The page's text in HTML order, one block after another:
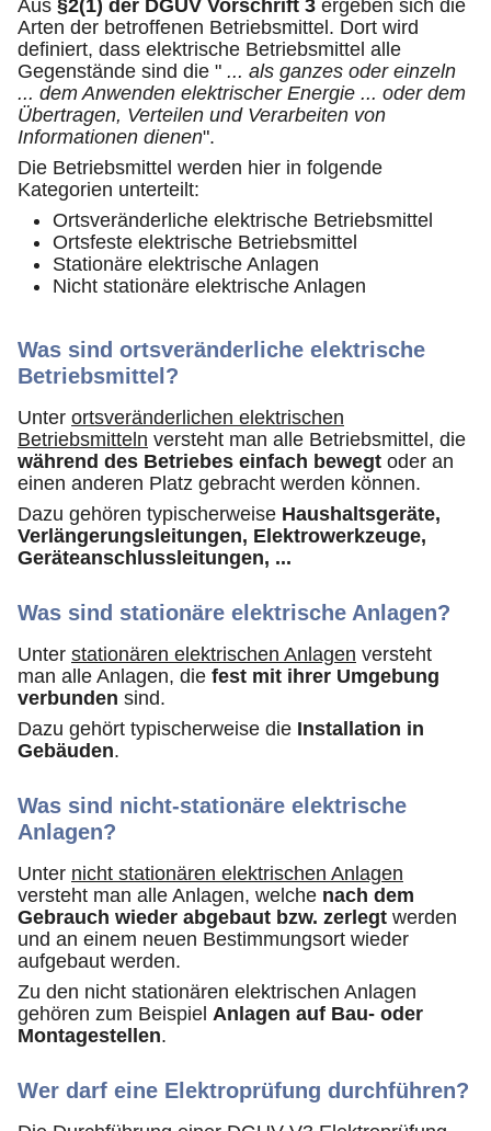
Aus §2(1) der DGUV Vorschrift 3 ergeben sich die
Arten der betroffenen Betriebsmittel. Dort wird
definiert, dass elektrische Betriebsmittel alle
Gegenstände sind die " ... als ganzes oder einzeln
... dem Anwenden elektrischer Energie ... oder dem
Übertragen, Verteilen und Verarbeiten von
Informationen dienen".
Die Betriebsmittel werden hier in folgende
Kategorien unterteilt:
Ortsveränderliche elektrische Betriebsmittel
Ortsfeste elektrische Betriebsmittel
Stationäre elektrische Anlagen
Nicht stationäre elektrische Anlagen
Was sind ortsveränderliche elektrische
Betriebsmittel?
Unter ortsveränderlichen elektrischen
Betriebsmitteln versteht man alle Betriebsmittel, die
während des Betriebes einfach bewegt oder an
einen anderen Platz gebracht werden können.
Dazu gehören typischerweise Haushaltsgeräte,
Verlängerungsleitungen, Elektrowerkzeuge,
Geräteanschlussleitungen, ...
Was sind stationäre elektrische Anlagen?
Unter stationären elektrischen Anlagen versteht
man alle Anlagen, die fest mit ihrer Umgebung
verbunden sind.
Dazu gehört typischerweise die Installation in
Gebäuden.
Was sind nicht-stationäre elektrische
Anlagen?
Unter nicht stationären elektrischen Anlagen
versteht man alle Anlagen, welche nach dem
Gebrauch wieder abgebaut bzw. zerlegt werden
und an einem neuen Bestimmungsort wieder
aufgebaut werden.
Zu den nicht stationären elektrischen Anlagen
gehören zum Beispiel Anlagen auf Bau- oder
Montagestellen.
Wer darf eine Elektroprüfung durchführen?